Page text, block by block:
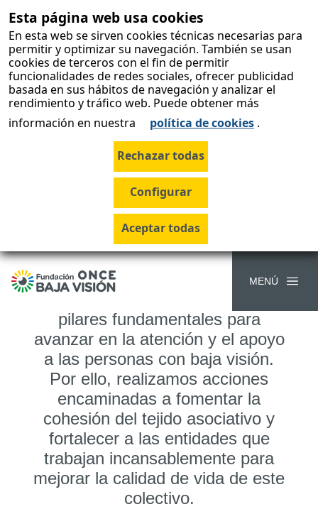
skip-to-
content
Esta página web usa cookies
En esta web se sirven cookies técnicas necesarias para
permitir y optimizar su navegación. También se usan
cookies de terceros con el fin de permitir
funcionalidades de redes sociales, ofrecer publicidad
basada en sus hábitos de navegación y analizar el
rendimiento y tráfico web. Puede obtener más
información en nuestra
política de cookies .
MENÚ
Movimiento
asociativo
Fortaleciendo el tejido
asociativo para las
personas con baja visión
En nuestra Fundación ONCE
Baja Visión entendemos que la
pilares fundamentales para
avanzar en la atención y el apoyo
a las personas con baja visión.
Por ello, realizamos acciones
encaminadas a fomentar la
cohesión del tejido asociativo y
fortalecer a las entidades que
trabajan incansablemente para
mejorar la calidad de vida de este
colectivo.